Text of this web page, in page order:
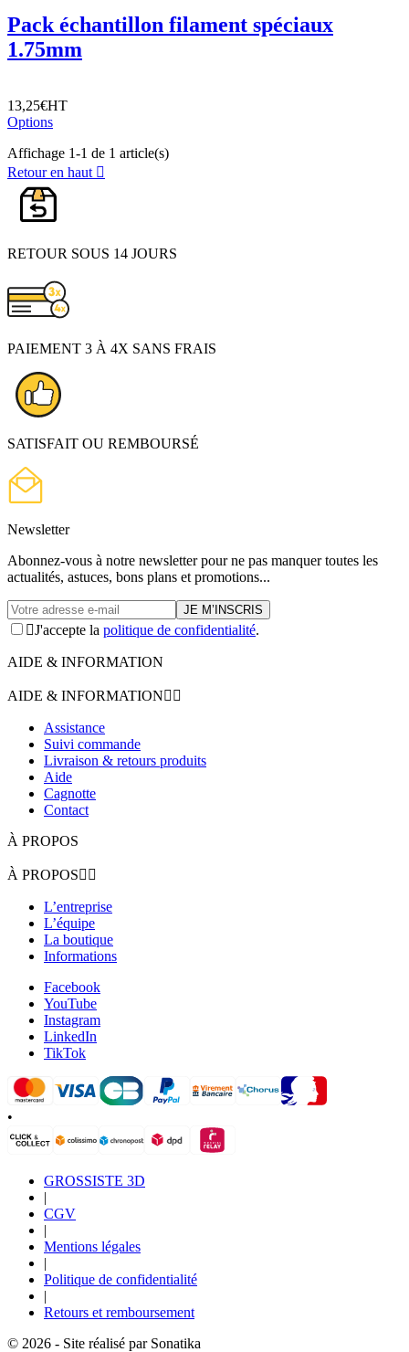
Pack échantillon filament spéciaux
1.75mm
13,25€HT
Options
Affichage 1-1 de 1 article(s)
Retour en haut 
RETOUR SOUS 14 JOURS
PAIEMENT 3 À 4X SANS FRAIS
SATISFAIT OU REMBOURSÉ
Newsletter
Abonnez-vous à notre newsletter pour ne pas manquer toutes les
actualités, astuces, bons plans et promotions...
J'accepte la politique de confidentialité.
AIDE & INFORMATION
AIDE & INFORMATION 
Assistance
Suivi commande
Livraison & retours produits
Aide
Cagnotte
Contact
À PROPOS
À PROPOS 
L’entreprise
L’équipe
La boutique
Informations
Facebook
YouTube
Instagram
LinkedIn
TikTok
•
GROSSISTE 3D
|
CGV
|
Mentions légales
|
Politique de confidentialité
|
Retours et remboursement
© 2026 - Site réalisé par Sonatika